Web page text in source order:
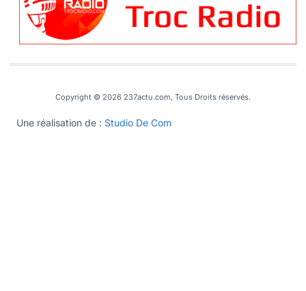
Copyright © 2026 237actu.com, Tous Droits réservés.
Une réalisation de : Studio De Com